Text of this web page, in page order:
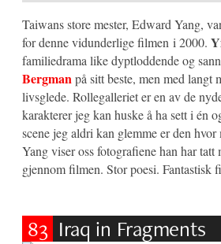
Taiwans store mester, Edward Yang,
for denne vidunderlige filmen i 2000.
familiedrama like dyptloddende og
Bergmanpå sitt beste, men med langt
livsglede. Rollegalleriet er en av de
karakterer jeg kan huske å ha sett i én
scene jeg aldri kan glemme er den
Yang viser oss fotografiene han har tatt
gjennom filmen. Stor poesi. Fantastisk
83 Iraq in Fragments